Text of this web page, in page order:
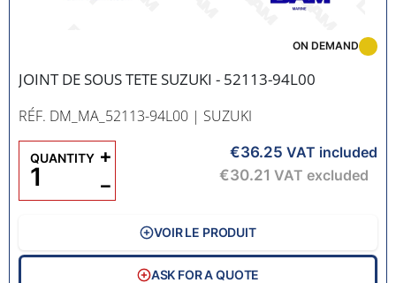
JOINT DE SOUS TETE SUZUKI - 52113-94L00
RÉF. DM_MA_52113-94L00 | SUZUKI
ON DEMAND
€36.25 VAT included
€30.21 VAT excluded
QUANTITY
−
+
VOIR LE PRODUIT
ASK FOR A QUOTE